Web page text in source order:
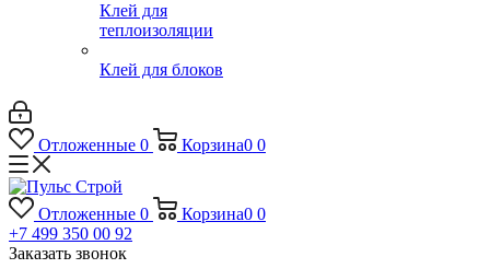
Клей для
теплоизоляции
Клей для блоков
Отложенные 0 Корзина0 0
Отложенные 0 Корзина0 0
+7 499 350 00 92
Заказать звонок